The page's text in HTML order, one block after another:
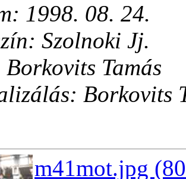
1998. 08. 24.
Szolnoki Jj.
Tamás
Borkovits
m41mot.jpg